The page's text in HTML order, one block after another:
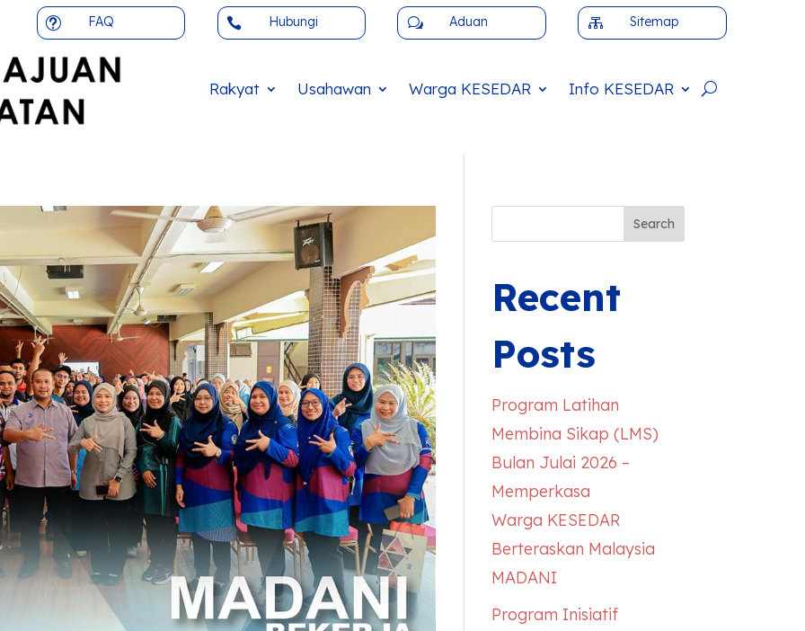
t FAQ  Hubungi w Aduan  Sitemap
Rakyat Usahawan Warga KESEDAR Info KESEDAR
Search
Recent
Posts
Program Latihan
Membina Sikap (LMS)
Bulan Julai 2026 –
Memperkasa
Warga KESEDAR
Berteraskan Malaysia
MADANI
Program Inisiatif